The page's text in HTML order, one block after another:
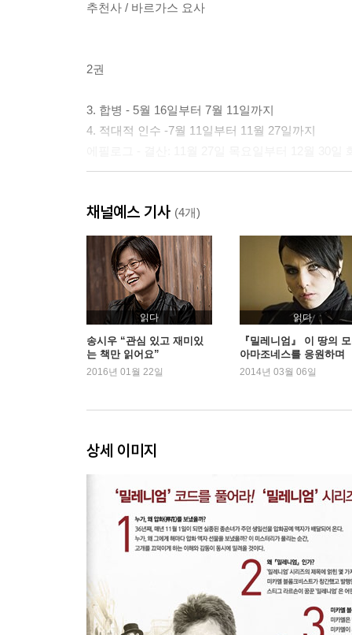
추천사 / 바르가스 요사
2권
3. 합병 - 5월 16일부터 7월 11일까지
4. 적대적 인수 -7월 11일부터 11월 27일까지
채널예스 기사 (4개)
읽다
송시우 “관심 있고 재미있
는 책만 읽어요”
2016년 01월 22일
읽다
『밀레니엄』 이 땅의
아마조네스를 응원하며
2014년 03월 06일
상세 이미지